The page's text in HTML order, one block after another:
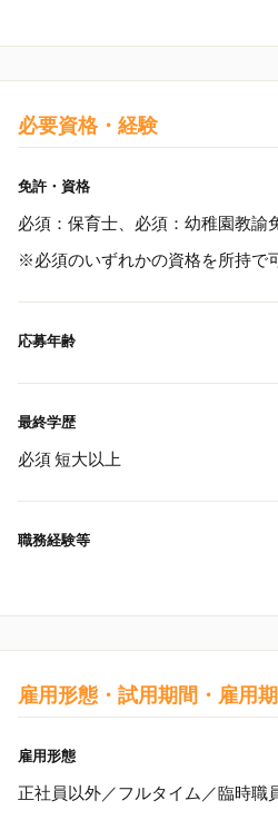
必要資格・経験
免許・資格
必須：保育士、必須：幼稚園教諭
※必須のいずれかの資格を所持で
応募年齢
最終学歴
必須 短大以上
職務経験等
雇用形態・試用期間・雇用
雇用形態
正社員以外／フルタイム／臨時職